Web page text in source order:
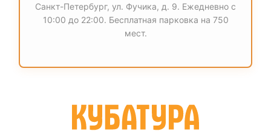
Санкт-Петербург, ул. Фучика, д. 9. Ежедневно с
10:00 до 22:00. Бесплатная парковка на 750
мест.